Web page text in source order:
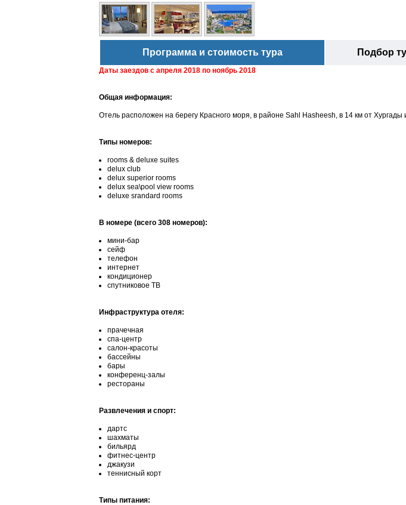
Программа и стоимость тура Подбор
Даты заездов с апреля 2018 по ноябрь 2018
Общая информация:
Отель расположен на берегу Красного моря, в районе Sahl Hasheesh, в 14 км от Хургады
Типы номеров:
rooms & deluxe suites
delux club
delux superior rooms
delux sea\pool view rooms
deluxe srandard rooms
В номере (всего 308 номеров):
мини-бар
сейф
телефон
интернет
кондиционер
спутниковое ТВ
Инфраструктура отеля:
прачечная
спа-центр
салон-красоты
бассейны
бары
конференц-залы
рестораны
Развлечения и спорт:
дартс
шахматы
бильярд
фитнес-центр
джакузи
теннисный корт
Типы питания: